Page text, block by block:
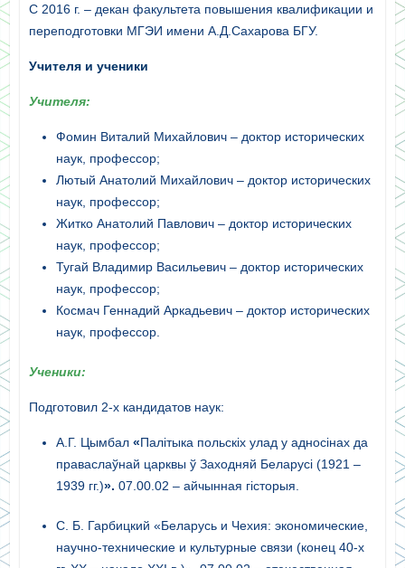
С 2016 г. – декан факультета повышения квалификации и
переподготовки МГЭИ имени А.Д.Сахарова БГУ.
Учителя и ученики
Учителя:
Фомин Виталий Михайлович – доктор исторических
наук, профессор;
Лютый Анатолий Михайлович – доктор исторических
наук, профессор;
Житко Анатолий Павлович – доктор исторических
наук, профессор;
Тугай Владимир Васильевич – доктор исторических
наук, профессор;
Космач Геннадий Аркадьевич – доктор исторических
наук, профессор.
Ученики:
Подготовил 2-х кандидатов наук:
А.Г. Цымбал«Палітыка польскіх улад у адносінах да
праваслаўнай царквы ў Заходняй Беларусі (1921 –
1939 гг.)». 07.00.02 – айчынная гісторыя.
С. Б. Гарбицкий «Беларусь и Чехия: экономические,
научно-технические и культурные связи (конец 40-х